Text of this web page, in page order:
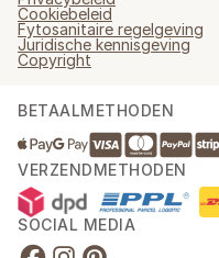
Cookiebeleid
Fytosanitaire regelgeving
Juridische kennisgeving
Copyright
BETAALMETHODEN
VERZENDMETHODEN
SOCIAL MEDIA